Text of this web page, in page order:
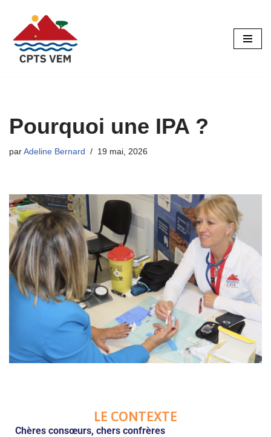
Aller
au
contenu
Pourquoi une IPA ?
par Adeline Bernard 19 mai, 2026
LE CONTEXTE
Chères consœurs, chers confrères